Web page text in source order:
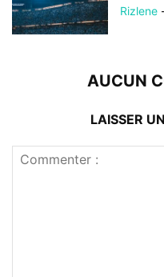
Rizlene
AUCUN
LAISSER